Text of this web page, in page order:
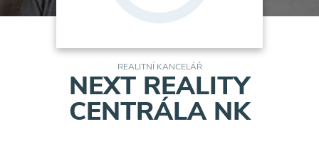
REALITNÍ KANCELÁŘ
NEXT REALITY
CENTRÁLA NK